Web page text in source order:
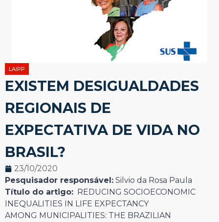
LAIPP
EXISTEM DESIGUALDADES
REGIONAIS DE
EXPECTATIVA DE VIDA NO
BRASIL?
23/10/2020
Pesquisador responsável: Silvio da Rosa Paula
Título do artigo: REDUCING SOCIOECONOMIC
INEQUALITIES IN LIFE EXPECTANCY
AMONG MUNICIPALITIES: THE BRAZILIAN